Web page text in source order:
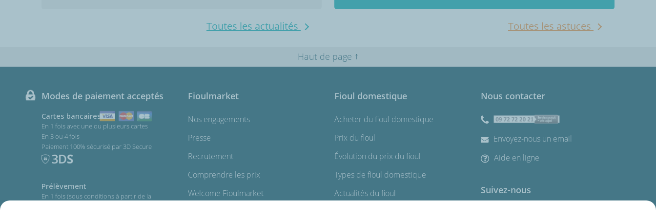
Toutes les actualités Toutes les astuces
Haut de page ↑
Modes de paiement acceptés
Cartes bancaires
En 1 fois avec une ou plusieurs cartes
En 3 ou 4 fois
Paiement 100% sécurisé par 3D Secure
Prélèvement
En 1 fois (sous conditions à partir de la
Fioulmarket
Nos engagements
Presse
Recrutement
Comprendre les prix
Welcome Fioulmarket
Fioul domestique
Acheter du fioul domestique
Prix du fioul
Évolution du prix du fioul
Types de fioul domestique
Actualités du fioul
Nous contacter
Envoyez-nous un email
Aide en ligne
Suivez-nous